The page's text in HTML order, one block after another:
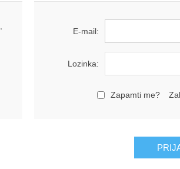
E-mail:
Lozinka:
Zapamti me?